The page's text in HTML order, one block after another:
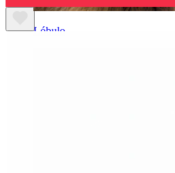
Lóbulo